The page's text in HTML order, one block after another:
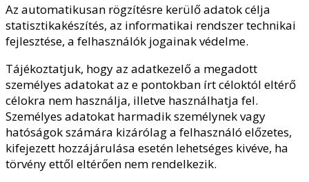
Az automatikusan rögzítésre kerülő adatok célja
statisztikakészítés, az informatikai rendszer technikai
fejlesztése, a felhasználók jogainak védelme.
Tájékoztatjuk, hogy az adatkezelő a megadott
személyes adatokat az e pontokban írt céloktól eltérő
célokra nem használja, illetve használhatja fel.
Személyes adatokat harmadik személynek vagy
hatóságok számára kizárólag a felhasználó előzetes,
kifejezett hozzájárulása esetén lehetséges kivéve, ha
törvény ettől eltérően nem rendelkezik.